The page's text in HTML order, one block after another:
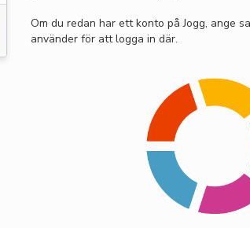
Om du redan har ett konto på Jogg, ange
använder för att logga in där.